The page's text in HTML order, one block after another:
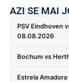
AZI SE MAI
PSV Eindhoven
08.08.2026
Bochum vs
Estrela